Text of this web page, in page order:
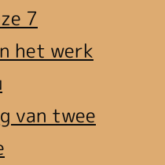
7
het werk
van twee